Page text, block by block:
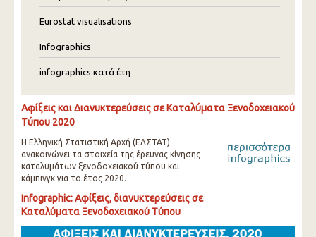
Eurostat visualisations
Infographics
infographics κατά έτη
Αφίξεις και Διανυκτερεύσεις σε Καταλύματα Ξενοδοχειακού
Τύπου 2020
Η Ελληνική Στατιστική Αρχή (ΕΛΣΤΑΤ)
ανακοινώνει τα στοιχεία της έρευνας κίνησης
καταλυμάτων ξενοδοχειακού τύπου και
κάμπινγκ για το έτος 2020.
Infographic: Αφίξεις, διανυκτερεύσεις σε
Καταλύματα Ξενοδοχειακού Τύπου